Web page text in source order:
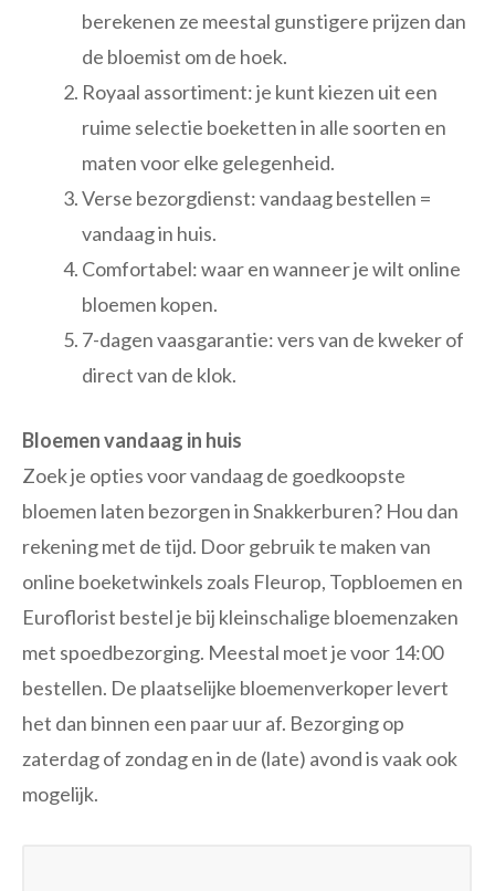
berekenen ze meestal gunstigere prijzen dan
de bloemist om de hoek.
Royaal assortiment: je kunt kiezen uit een
ruime selectie boeketten in alle soorten en
maten voor elke gelegenheid.
Verse bezorgdienst: vandaag bestellen =
vandaag in huis.
Comfortabel: waar en wanneer je wilt online
bloemen kopen.
7-dagen vaasgarantie: vers van de kweker of
direct van de klok.
Bloemen vandaag in huis
Zoek je opties voor vandaag de goedkoopste
bloemen laten bezorgen in Snakkerburen? Hou dan
rekening met de tijd. Door gebruik te maken van
online boeketwinkels zoals Fleurop, Topbloemen en
Euroflorist bestel je bij kleinschalige bloemenzaken
met spoedbezorging. Meestal moet je voor 14:00
bestellen. De plaatselijke bloemenverkoper levert
het dan binnen een paar uur af. Bezorging op
zaterdag of zondag en in de (late) avond is vaak ook
mogelijk.